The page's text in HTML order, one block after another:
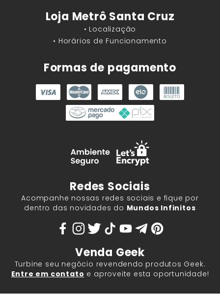
Loja Metrô Santa Cruz
• Localização
• Horários de Funcionamento
Formas de pagamento
Redes Sociais
Acompanhe nossas redes sociais e fique por
dentro das novidades do Mundos Infinitos
Venda Geek
Turbine seu negócio revendendo produtos Geek.
Entre em contato e aproveite esta oportunidade!